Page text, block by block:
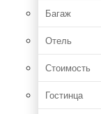
Багаж
Отель
Стоимость
Гостинца